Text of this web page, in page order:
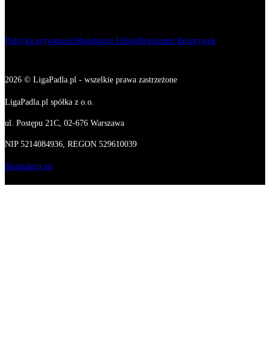
Polityka prywatnościRegulamin UsługiRegulamin Rozgrywek
2026 © LigaPadla.pl - wszelkie prawa zastrzeżone
LigaPadla.pl spółka z o.o.
ul. Postępu 21C, 02-676 Warszawa
NIP 5214084936, REGON 529610039
Skontaktuj się